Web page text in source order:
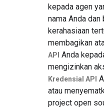
kepada agen
nama Anda
kerahasiaan
membagikan
API Anda
mengizinkan
Kredensial API
atau
project open